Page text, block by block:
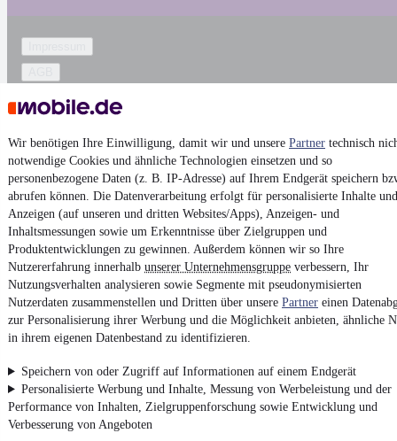
Wir benötigen Ihre Einwilligung, damit wir und unsere Partner technisch
notwendige Cookies und ähnliche Technologien einsetzen und so
personenbezogene Daten (z. B. IP-Adresse) auf Ihrem Endgerät speichern
abrufen können. Die Datenverarbeitung erfolgt für personalisierte Inhalte und
Anzeigen (auf unseren und dritten Websites/Apps), Anzeigen- und
Inhaltsmessungen sowie um Erkenntnisse über Zielgruppen und
Produktentwicklungen zu gewinnen. Außerdem können wir so Ihre
Nutzererfahrung innerhalb unserer Unternehmensgruppe verbessern, Ihr
Nutzungsverhalten analysieren sowie Segmente mit pseudonymisierten
Nutzerdaten zusammenstellen und Dritten über unsere Partner einen
zur Personalisierung ihrer Werbung und die Möglichkeit anbieten, ähnliche
in ihrem eigenen Datenbestand zu identifizieren.
Speichern von oder Zugriff auf Informationen auf einem Endgerät
Personalisierte Werbung und Inhalte, Messung von Werbeleistung und der
Performance von Inhalten, Zielgruppenforschung sowie Entwicklung und
Verbesserung von Angeboten
Vertrag widerrufen
Datenschutzeinstellungen
Erklärung zur Barrierefreiheit
Report Security Vulnerability (English)
Powered by
Top Audi Leasing-AngeboteundAudi Gebrauchtwagen:
Fahrzeuge gibt es beimobile.de